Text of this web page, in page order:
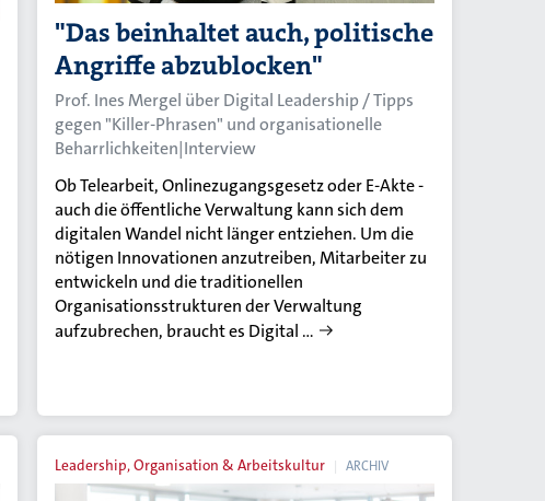
"Das beinhaltet auch, politische
Angriffe abzublocken"
Prof. Ines Mergel über Digital Leadership / Tipps
gegen "Killer-Phrasen" und organisationelle
Beharrlichkeiten|Interview
Ob Telearbeit, Onlinezugangsgesetz oder E-Akte -
auch die öffentliche Verwaltung kann sich dem
digitalen Wandel nicht länger entziehen. Um die
nötigen Innovationen anzutreiben, Mitarbeiter zu
entwickeln und die traditionellen
Organisationsstrukturen der Verwaltung
aufzubrechen, braucht es Digital …
Leadership, Organisation & Arbeitskultur ARCHIV